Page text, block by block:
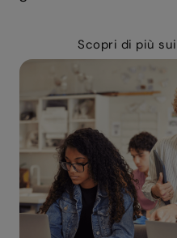
Scopri di più